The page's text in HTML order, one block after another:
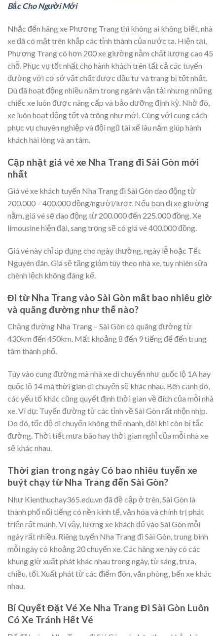
Bắc Cho Người Mới
Nhắc đến hãng xe Phương Trang thì không ai không biết, nhà
xe đã có mặt trên khắp các tỉnh thành của nước ta. Hiện tại,
Phương Trang có hơn 200 xe giường nằm chất lượng cao 45
chỗ. Phục vụ tốt nhất cho hành khách trên tất cả các tuyến
đường với cơ sở vật chất được đầu tư và trang bị tốt nhất.
Dù đã hoạt động nhiều năm trong ngành vận tải nhưng những
chiếc xe luôn được nâng cấp và bảo dưỡng định kỳ. Nhờ đó,
xe luôn hoạt động tốt và trông như mới. Cùng với cung cách
phục vụ chuyên nghiệp và đội ngũ tài xế lâu năm giúp hành
khách hài lòng và an tâm.
Cập nhật giá vé xe Nha Trang đi Sài Gòn mới
nhất
Giá vé xe khách tuyến Nha Trang đi Sài Gòn dao động từ
200.000 – 400.000 đồng/người/lượt. Nếu bạn đi xe giường
nằm, giá vé sẽ dao động từ 200.000 đến 225.000 đồng. Xe
limousine hiện đại, sang trọng sẽ có giá vé 400.000 đồng.
Giá vé này chỉ áp dụng cho ngày thường, ngày lễ hoặc Tết
Nguyên đán. Giá sẽ tăng giảm tùy theo nhà xe, tuy nhiên sữa
chênh lệch không đáng kể.
Đi từ Nha Trang vào Sài Gòn mất bao nhiêu giờ
và quãng đường như thế nào?
Chặng đường Nha Trang – Sài Gòn có quãng đường từ
430km đến 450km. Mất khoảng 8 đến 9 tiếng để đến trung
tâm thành phố.
Tùy vào cung đường mà nhà xe di chuyển như quốc lộ 1A hay
quốc lộ 14 mà thời gian di chuyển sẽ khác nhau. Bên cạnh đó,
các yếu tố khác cũng quyết định thời gian về đích của mỗi nhà
xe. Ví dụ: Tuyến đường từ các tỉnh về Sài Gòn rất nhộn nhịp.
Do đó, tốc độ di chuyển không thể nhanh, đôi khi còn bị tắc
đường. Thời tiết mưa bão hay thời gian nghỉ của mỗi nhà xe
sẽ khác nhau.
Thời gian trong ngày Có bao nhiêu tuyến xe
buýt chạy từ Nha Trang đến Sài Gòn?
Như Kienthuchay365.edu.vn đã đề cập ở trên, Sài Gòn là
thành phố nổi tiếng có nền kinh tế, văn hóa và chính trị phát
triển rất mạnh. Vì vậy, lượng xe khách đổ vào Sài Gòn mỗi
ngày rất nhiều. Riêng tuyến Nha Trang đi Sài Gòn, trung bình
mỗi ngày có khoảng 20 chuyến xe. Các hãng xe này có các
khung giờ xuất phát khác nhau trong ngày, từ sáng, trưa,
chiều, tối. Xuất phát từ các điểm đón, văn phòng, bến xe khác
nhau.
Bí Quyết Đặt Vé Xe Nha Trang Đi Sài Gòn Luôn
Có Xe Tránh Hết Vé